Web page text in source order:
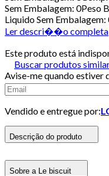
Sem Embalagem: 0Peso
Liquido Sem Embalagem:
Ler descri��o completa
Este produto está
Buscar produtos
Avise-me quando estiver
Vendido e entregue por:
Descrição do produto
Sobre a Le biscuit